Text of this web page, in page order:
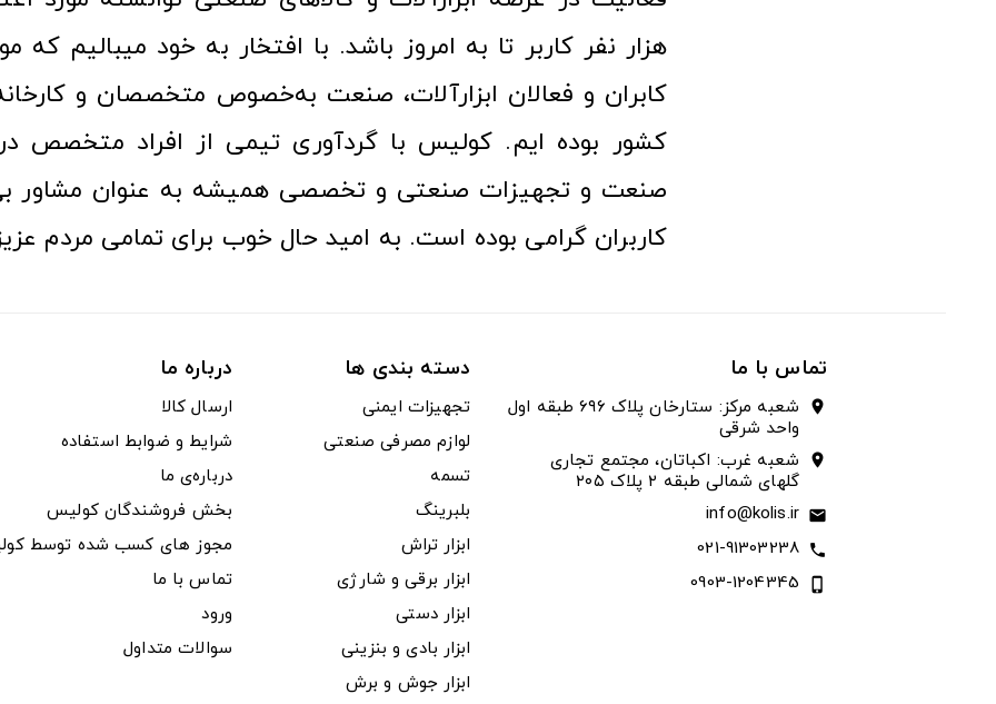
هزار نفر کاربر تا به امروز باشد. با افتخار به خود میبالیم که
کابران و فعالان ابزارآلات، صنعت به‌خصوص متخصصان و
کشور بوده ایم. کولیس با گردآوری تیمی از افراد متخصص در
صنعت و تجهیزات صنعتی و تخصصی همیشه به عنوان مشاور
کاربران گرامی بوده است. به امید حال خوب برای تمامی مردم
تماس با ما
location_on
شعبه مرکز: ستارخان پلاک ۶۹۶ طبقه اول
واحد شرقی
location_on
شعبه غرب: اکباتان، مجتمع تجاری
گلهای شمالی طبقه ۲ پلاک ۲۰۵
email
info@kolis.ir
call
021-91303238
phone_iphone
0903-1204345
دسته بندی ها
تجهیزات ایمنی
لوازم مصرفی صنعتی
تسمه
بلبرینگ
ابزار تراش
ابزار برقی و شارژی
ابزار دستی
ابزار بادی و بنزینی
ابزار جوش و برش
درباره ما
ارسال کالا
شرایط و ضوابط استفاده
درباره‌ی ما
بخش فروشندگان کولیس
مجوز های کسب شده توسط
تماس با ما
ورود
سوالات متداول